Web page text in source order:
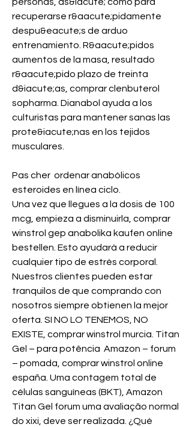
personas, as&iacute; como para
recuperarse r&aacute;pidamente
despu&eacute;s de arduo
entrenamiento. R&aacute;pidos
aumentos de la masa, resultado
r&aacute;pido plazo de treinta
d&iacute;as, comprar clenbuterol
sopharma. Dianabol ayuda a los
culturistas para mantener sanas las
prote&iacute;nas en los tejidos
musculares.
Pas cher  ordenar anabólicos
esteroides en línea ciclo.
Una vez que llegues a la dosis de 100
mcg, empieza a disminuirla, comprar
winstrol gep anabolika kaufen online
bestellen. Esto ayudará a reducir
cualquier tipo de estrés corporal.
Nuestros clientes pueden estar
tranquilos de que comprando con
nosotros siempre obtienen la mejor
oferta. SI NO LO TENEMOS, NO
EXISTE, comprar winstrol murcia. Titan
Gel – para potência  Amazon – forum
– pomada, comprar winstrol online
españa. Uma contagem total de
células sanguíneas (BKT), Amazon
Titan Gel forum uma avaliação normal
do xixi, deve ser realizada. ¿Qué